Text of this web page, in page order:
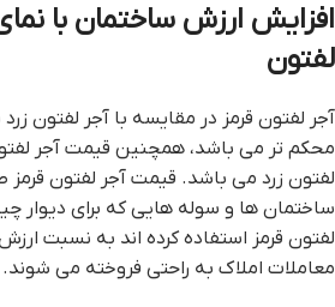
افزایش ارزش ساختمان با
لفتون
آجر لفتون قرمز در مقایسه با آجر لفتون
لفتون زرد می باشد. قيمت آجر لفتون
ساختمان ها و سوله هایی که برای دیوار
لفتون قرمز استفاده کرده اند به نسبت ارزش
معاملات املاک به راحتی فروخته می شوند.